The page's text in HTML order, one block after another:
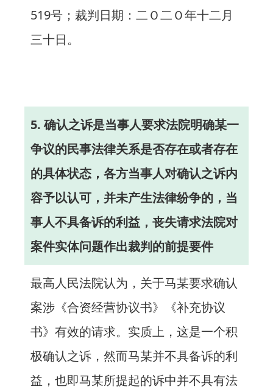
519号；裁判日期：二Ｏ二Ｏ年十二月
三十日。
5. 确认之诉是当事人要求法院明确某一
争议的民事法律关系是否存在或者存在
的具体状态，各方当事人对确认之诉内
容予以认可，并未产生法律纷争的，当
事人不具备诉的利益，丧失请求法院对
案件实体问题作出裁判的前提要件
最高人民法院认为，关于马某要求确认
案涉《合资经营协议书》《补充协议
书》有效的请求。实质上，这是一个积
极确认之诉，然而马某并不具备诉的利
益，也即马某所提起的诉中并不具有法